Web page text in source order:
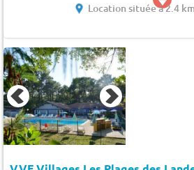
Location située à 2.4